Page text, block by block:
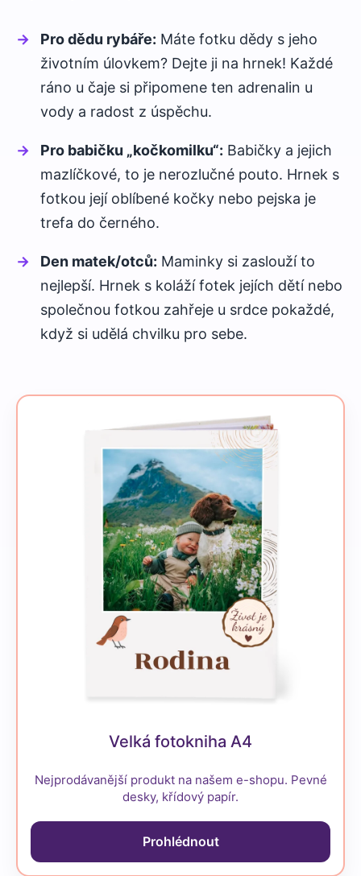
Pro dědu rybáře: Máte fotku dědy s jeho
životním úlovkem? Dejte ji na hrnek! Každé
ráno u čaje si připomene ten adrenalin u
vody a radost z úspěchu.
Pro babičku „kočkomilku“: Babičky a jejich
mazlíčkové, to je nerozlučné pouto. Hrnek s
fotkou její oblíbené kočky nebo pejska je
trefa do černého.
Den matek/otců: Maminky si zaslouží to
nejlepší. Hrnek s koláží fotek jejích dětí nebo
společnou fotkou zahřeje u srdce pokaždé,
když si udělá chvilku pro sebe.
Velká fotokniha A4
Nejprodávanější produkt na našem e-shopu. Pevné
desky, křídový papír.
Prohlédnout